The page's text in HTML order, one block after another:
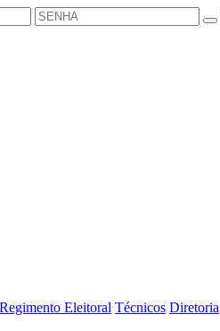
Regimento Eleitoral Técnicos Diretoria